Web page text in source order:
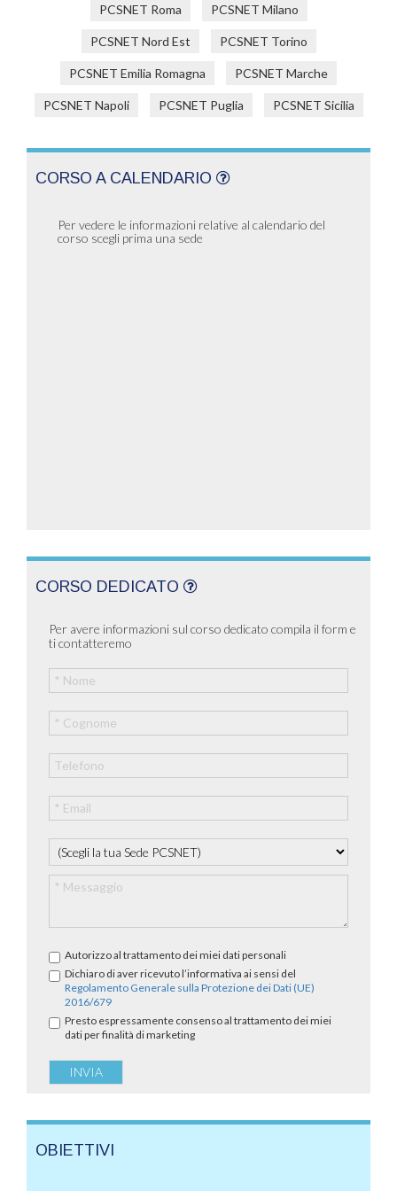
PCSNET Roma PCSNET Milano
PCSNET Nord Est PCSNET Torino
PCSNET Emilia Romagna PCSNET Marche
PCSNET Napoli PCSNET Puglia PCSNET Sicilia
CORSO A CALENDARIO
Per vedere le informazioni relative al calendario del
corso scegli prima una sede
CORSO DEDICATO
Per avere informazioni sul corso dedicato compila il form e
ti contatteremo
Autorizzo al trattamento dei miei dati personali
Dichiaro di aver ricevuto l’informativa ai sensi del
Regolamento Generale sulla Protezione dei Dati (UE)
2016/679
Presto espressamente consenso al trattamento dei miei
dati per finalità di marketing
OBIETTIVI